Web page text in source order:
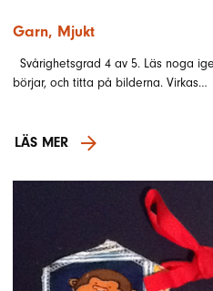
Garn, Mjukt
Svårighetsgrad 4 av 5. Läs noga
börjar, och titta på bilderna. Virkas…
LÄS MER